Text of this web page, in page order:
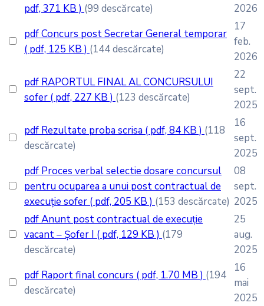
pdf, 371 KB ) (99 descărcate)
2026
pdfConcurs post Secretar General temporar
( pdf, 125 KB ) (144 descărcate)
17
feb.
2026
pdf RAPORTUL FINAL AL CONCURSULUI
sofer ( pdf, 227 KB ) (123 descărcate)
22
sept.
2025
pdf Rezultate proba scrisa ( pdf, 84 KB ) (118
descărcate)
16
sept.
2025
pdf Proces verbal selectie dosare concursul
pentru ocuparea a unui post contractual de
execuție sofer ( pdf, 205 KB ) (153 descărcate)
08
sept.
2025
pdfAnunt post contractual de execuție
vacant – Șofer I ( pdf, 129 KB ) (179
descărcate)
25
aug.
2025
pdf Raport final concurs ( pdf, 1.70 MB ) (194
descărcate)
16
mai
2025